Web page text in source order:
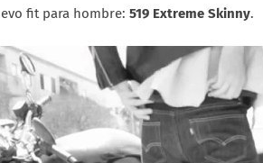
fit para hombre: 519 Extreme Skinny.